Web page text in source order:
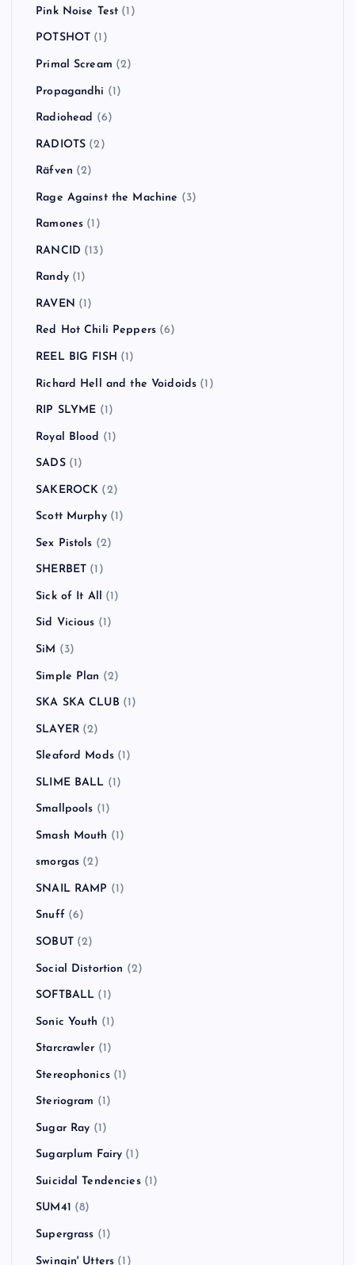
Pink Noise Test (1)
POTSHOT (1)
Primal Scream (2)
Propagandhi (1)
Radiohead (6)
RADIOTS (2)
Räfven (2)
Rage Against the Machine (3)
Ramones (1)
RANCID (13)
Randy(1)
RAVEN (1)
Red Hot Chili Peppers (6)
REEL BIG FISH (1)
Richard Hell and the Voidoids (1)
RIP SLYME (1)
Royal Blood (1)
SADS(1)
SAKEROCK (2)
Scott Murphy(1)
Sex Pistols (2)
SHERBET (1)
Sick of It All (1)
Sid Vicious (1)
SiM (3)
Simple Plan (2)
SKA SKA CLUB (1)
SLAYER(2)
Sleaford Mods(1)
SLIME BALL (1)
Smallpools (1)
Smash Mouth (1)
smorgas (2)
SNAIL RAMP (1)
Snuff (6)
SOBUT(2)
Social Distortion (2)
SOFTBALL (1)
Sonic Youth (1)
Starcrawler (1)
Stereophonics(1)
Steriogram (1)
Sugar Ray (1)
Sugarplum Fairy (1)
Suicidal Tendencies(1)
SUM41 (8)
Supergrass (1)
Swingin' Utters (1)